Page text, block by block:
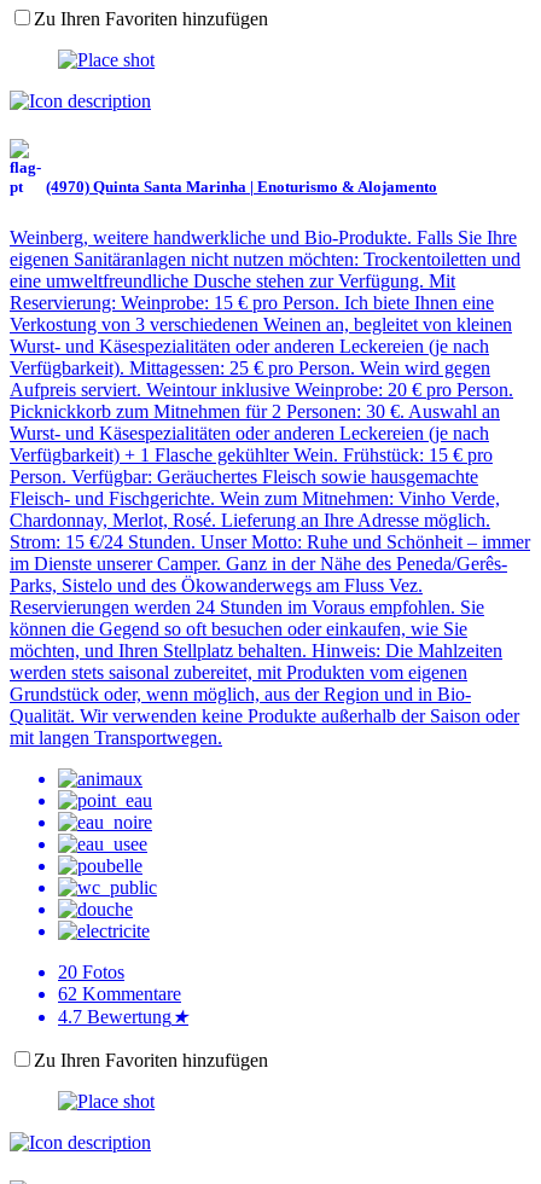
Zu Ihren Favoriten hinzufügen
(4970) Quinta Santa Marinha | Enoturismo & Alojamento
Weinberg, weitere handwerkliche und Bio-Produkte. Falls Sie Ihre
eigenen Sanitäranlagen nicht nutzen möchten: Trockentoiletten und
eine umweltfreundliche Dusche stehen zur Verfügung. Mit
Reservierung: Weinprobe: 15 € pro Person. Ich biete Ihnen eine
Verkostung von 3 verschiedenen Weinen an, begleitet von kleinen
Wurst- und Käsespezialitäten oder anderen Leckereien (je nach
Verfügbarkeit). Mittagessen: 25 € pro Person. Wein wird gegen
Aufpreis serviert. Weintour inklusive Weinprobe: 20 € pro Person.
Picknickkorb zum Mitnehmen für 2 Personen: 30 €. Auswahl an
Wurst- und Käsespezialitäten oder anderen Leckereien (je nach
Verfügbarkeit) + 1 Flasche gekühlter Wein. Frühstück: 15 € pro
Person. Verfügbar: Geräuchertes Fleisch sowie hausgemachte
Fleisch- und Fischgerichte. Wein zum Mitnehmen: Vinho Verde,
Chardonnay, Merlot, Rosé. Lieferung an Ihre Adresse möglich.
Strom: 15 €/24 Stunden. Unser Motto: Ruhe und Schönheit – immer
im Dienste unserer Camper. Ganz in der Nähe des Peneda/Gerês-
Parks, Sistelo und des Ökowanderwegs am Fluss Vez.
Reservierungen werden 24 Stunden im Voraus empfohlen. Sie
können die Gegend so oft besuchen oder einkaufen, wie Sie
möchten, und Ihren Stellplatz behalten. Hinweis: Die Mahlzeiten
werden stets saisonal zubereitet, mit Produkten vom eigenen
Grundstück oder, wenn möglich, aus der Region und in Bio-
Qualität. Wir verwenden keine Produkte außerhalb der Saison oder
mit langen Transportwegen.
20 Fotos
62 Kommentare
4.7 Bewertung★
Zu Ihren Favoriten hinzufügen